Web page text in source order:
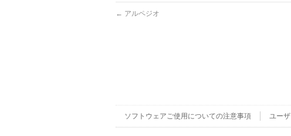
← アルペジオ
ソフトウェアご使用についての注意事項 ユー